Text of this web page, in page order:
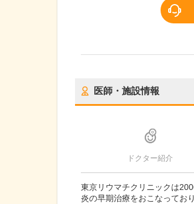
医師・施設情報
ドクター紹介
東京リウマチクリニックは
炎の早期治療をおこなってお